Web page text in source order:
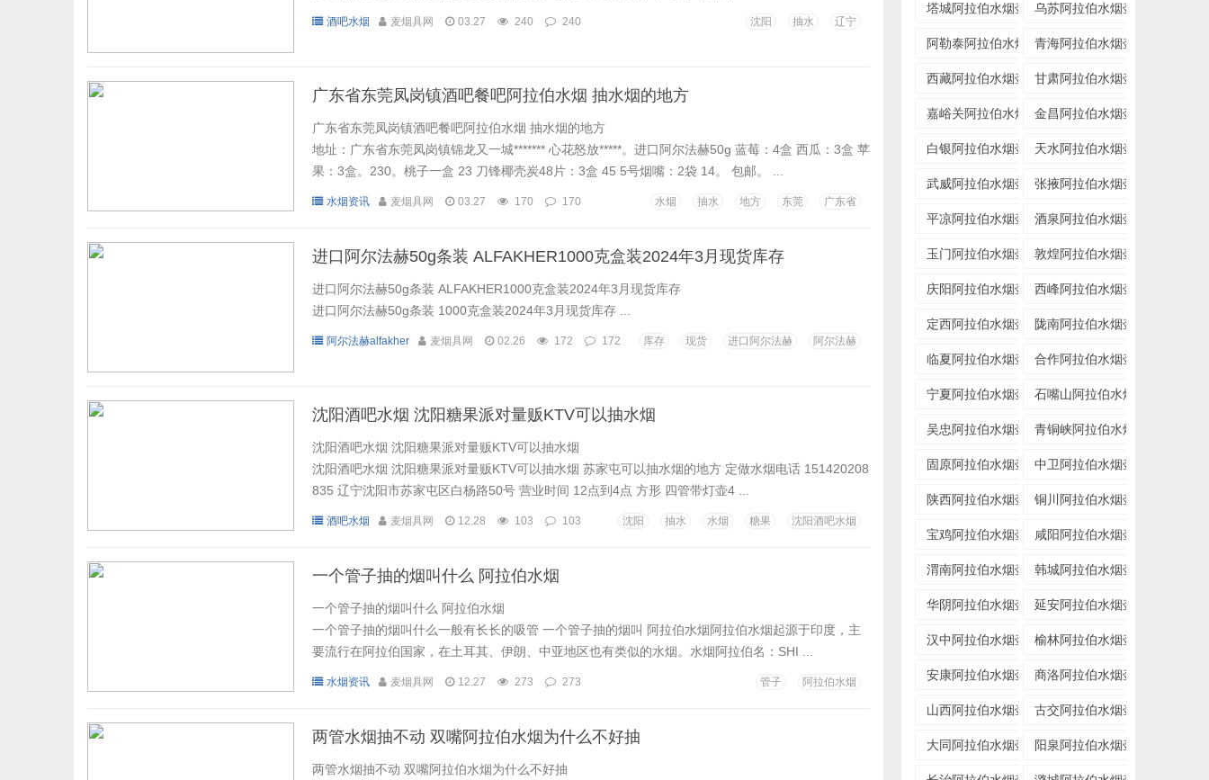
酒吧水烟 麦烟具网 03.27 240 240 沈阳 抽水 辽宁
广东省东莞凤岗镇酒吧餐吧阿拉伯水烟 抽水烟的地方
广东省东莞凤岗镇酒吧餐吧阿拉伯水烟 抽水烟的地方
地址：广东省东莞凤岗镇锦龙又一城******* 心花怒放*****。进口阿尔法赫50g 蓝莓：4盒 西瓜：3盒 苹
果：3盒。230。桃子一盒 23 刀锋椰壳炭48片：3盒 45 5号烟嘴：2袋 14。 包邮。 ...
水烟资讯 麦烟具网 03.27 170 170 水烟 抽水 地方 东莞 广东省
进口阿尔法赫50g条装 ALFAKHER1000克盒装2024年3月现货库存
进口阿尔法赫50g条装 ALFAKHER1000克盒装2024年3月现货库存
进口阿尔法赫50g条装 1000克盒装2024年3月现货库存 ...
阿尔法赫alfakher 麦烟具网 02.26 172 172 库存 现货 进口阿尔法赫 阿尔法赫
沈阳酒吧水烟 沈阳糖果派对量贩KTV可以抽水烟
沈阳酒吧水烟 沈阳糖果派对量贩KTV可以抽水烟
沈阳酒吧水烟 沈阳糖果派对量贩KTV可以抽水烟 苏家屯可以抽水烟的地方 定做水烟电话 151420208
835 辽宁沈阳市苏家屯区白杨路50号 营业时间 12点到4点 方形 四管带灯壶4 ...
酒吧水烟 麦烟具网 12.28 103 103 沈阳 抽水 水烟 糖果 沈阳酒吧水烟
一个管子抽的烟叫什么 阿拉伯水烟
一个管子抽的烟叫什么 阿拉伯水烟
一个管子抽的烟叫什么一般有长长的吸管 一个管子抽的烟叫 阿拉伯水烟阿拉伯水烟起源于印度，主
要流行在阿拉伯国家，在土耳其、伊朗、中亚地区也有类似的水烟。水烟阿拉伯名：SHI ...
水烟资讯 麦烟具网 12.27 273 273 管子 阿拉伯水烟
两管水烟抽不动 双嘴阿拉伯水烟为什么不好抽
两管水烟抽不动 双嘴阿拉伯水烟为什么不好抽
塔城阿拉伯水烟壶专卖店乌苏阿拉伯水烟壶专卖店
阿勒泰阿拉伯水烟壶专卖店青海阿拉伯水烟壶专卖店
西藏阿拉伯水烟壶专卖店甘肃阿拉伯水烟壶专卖店
嘉峪关阿拉伯水烟壶专卖店金昌阿拉伯水烟壶专卖店
白银阿拉伯水烟壶专卖店天水阿拉伯水烟壶专卖店
武威阿拉伯水烟壶专卖店张掖阿拉伯水烟壶专卖店
平凉阿拉伯水烟壶专卖店酒泉阿拉伯水烟壶专卖店
玉门阿拉伯水烟壶专卖店敦煌阿拉伯水烟壶专卖店
庆阳阿拉伯水烟壶专卖店西峰阿拉伯水烟壶专卖店
定西阿拉伯水烟壶专卖店陇南阿拉伯水烟壶专卖店
临夏阿拉伯水烟壶专卖店合作阿拉伯水烟壶专卖店
宁夏阿拉伯水烟壶专卖店石嘴山阿拉伯水烟壶专卖店
吴忠阿拉伯水烟壶专卖店青铜峡阿拉伯水烟壶专卖店
固原阿拉伯水烟壶专卖店中卫阿拉伯水烟壶专卖店
陕西阿拉伯水烟壶专卖店铜川阿拉伯水烟壶专卖店
宝鸡阿拉伯水烟壶专卖店咸阳阿拉伯水烟壶专卖店
渭南阿拉伯水烟壶专卖店韩城阿拉伯水烟壶专卖店
华阴阿拉伯水烟壶专卖店延安阿拉伯水烟壶专卖店
汉中阿拉伯水烟壶专卖店榆林阿拉伯水烟壶专卖店
安康阿拉伯水烟壶专卖店商洛阿拉伯水烟壶专卖店
山西阿拉伯水烟壶专卖店古交阿拉伯水烟壶专卖店
大同阿拉伯水烟壶专卖店阳泉阿拉伯水烟壶专卖店